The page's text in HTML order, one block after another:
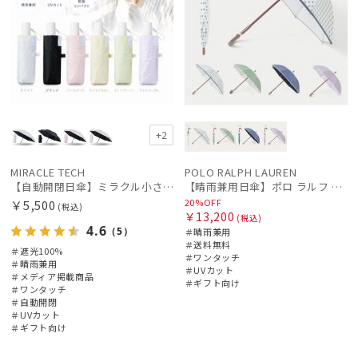
+2
MIRACLE TECH
【自動開閉日傘】ミラクル小さい傘 ミラクルテックプロ (MIRACLE TECH Pro) 晴雨兼用 遮光100 ワンタッチ開閉
￥5,500 (税込)
4.6 （5）
＃遮光100%
＃晴雨兼用
＃メディア掲載商品
＃ワンタッチ
＃自動開閉
＃UVカット
＃ギフト向け
POLO RALPH LAUREN
【晴雨兼用日傘】ポロ ラルフ ローレン (POLO RALPH LAUREN) WoodBloac Flower 遮光 UV 遮熱
20%OFF
￥13,200 (税込)
＃晴雨兼用
＃送料無料
＃ワンタッチ
＃UVカット
＃ギフト向け